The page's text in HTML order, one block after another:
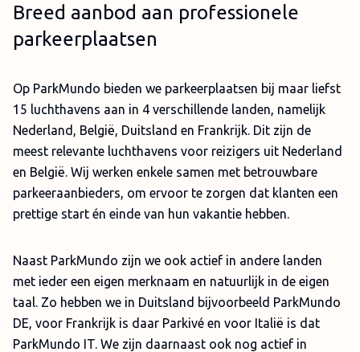
Breed aanbod aan professionele
parkeerplaatsen
Op ParkMundo bieden we parkeerplaatsen bij maar liefst
15 luchthavens aan in 4 verschillende landen, namelijk
Nederland, België, Duitsland en Frankrijk. Dit zijn de
meest relevante luchthavens voor reizigers uit Nederland
en België. Wij werken enkele samen met betrouwbare
parkeeraanbieders, om ervoor te zorgen dat klanten een
prettige start én einde van hun vakantie hebben.
Naast ParkMundo zijn we ook actief in andere landen
met ieder een eigen merknaam en natuurlijk in de eigen
taal. Zo hebben we in Duitsland bijvoorbeeld ParkMundo
DE, voor Frankrijk is daar Parkivé en voor Italië is dat
ParkMundo IT. We zijn daarnaast ook nog actief in